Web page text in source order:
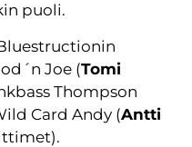
puoli.
Joe (Tomi
Thompson
Card Andy (Antti